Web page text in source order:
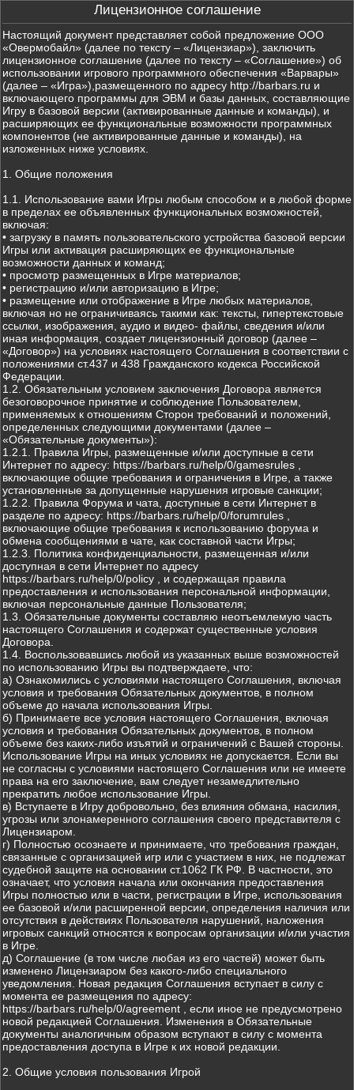
Лицензионное соглашение
Настоящий документ представляет собой предложение ООО
«Овермобайл» (далее по тексту – «Лицензиар»), заключить
лицензионное соглашение (далее по тексту – «Соглашение») об
использовании игрового программного обеспечения «Варвары»
(далее – «Игра»),размещенного по адресу http://barbars.ru и
включающего программы для ЭВМ и базы данных, составляющие
Игру в базовой версии (активированные данные и команды), и
расширяющих ее функциональные возможности программных
компонентов (не активированные данные и команды), на
изложенных ниже условиях.
1. Общие положения
1.1. Использование вами Игры любым способом и в любой форме
в пределах ее объявленных функциональных возможностей,
включая:
• загрузку в память пользовательского устройства базовой версии
Игры или активация расширяющих ее функциональные
возможности данных и команд;
• просмотр размещенных в Игре материалов;
• регистрацию и/или авторизацию в Игре;
• размещение или отображение в Игре любых материалов,
включая но не ограничиваясь такими как: тексты, гипертекстовые
ссылки, изображения, аудио и видео- файлы, сведения и/или
иная информация, создает лицензионный договор (далее –
«Договор») на условиях настоящего Соглашения в соответствии с
положениями ст.437 и 438 Гражданского кодекса Российской
Федерации.
1.2. Обязательным условием заключения Договора является
безоговорочное принятие и соблюдение Пользователем,
применяемых к отношениям Сторон требований и положений,
определенных следующими документами (далее –
«Обязательные документы»):
1.2.1. Правила Игры, размещенные и/или доступные в сети
Интернет по адресу: https://barbars.ru/help/0/gamesrules ,
включающие общие требования и ограничения в Игре, а также
установленные за допущенные нарушения игровые санкции;
1.2.2. Правила Форума и чата, доступные в сети Интернет в
разделе по адресу: https://barbars.ru/help/0/forumrules ,
включающие общие требования к использованию форума и
обмена сообщениями в чате, как составной части Игры;
1.2.3. Политика конфиденциальности, размещенная и/или
доступная в сети Интернет по адресу
https://barbars.ru/help/0/policy , и содержащая правила
предоставления и использования персональной информации,
включая персональные данные Пользователя;
1.3. Обязательные документы составляю неотъемлемую часть
настоящего Соглашения и содержат существенные условия
Договора.
1.4. Воспользовавшись любой из указанных выше возможностей
по использованию Игры вы подтверждаете, что:
а) Ознакомились с условиями настоящего Соглашения, включая
условия и требования Обязательных документов, в полном
объеме до начала использования Игры.
б) Принимаете все условия настоящего Соглашения, включая
условия и требования Обязательных документов, в полном
объеме без каких-либо изъятий и ограничений с Вашей стороны.
Использование Игры на иных условиях не допускается. Если вы
не согласны с условиями настоящего Соглашения или не имеете
права на его заключение, вам следует незамедлительно
прекратить любое использование Игры.
в) Вступаете в Игру добровольно, без влияния обмана, насилия,
угрозы или злонамеренного соглашения своего представителя с
Лицензиаром.
г) Полностью осознаете и принимаете, что требования граждан,
связанные с организацией игр или с участием в них, не подлежат
судебной защите на основании ст.1062 ГК РФ. В частности, это
означает, что условия начала или окончания предоставления
Игры полностью или в части, регистрации в Игре, использования
ее базовой и/или расширенной версии, определения наличия или
отсутствия в действиях Пользователя нарушений, наложения
игровых санкций относятся к вопросам организации и/или участия
в Игре.
д) Соглашение (в том числе любая из его частей) может быть
изменено Лицензиаром без какого-либо специального
уведомления. Новая редакция Соглашения вступает в силу с
момента ее размещения по адресу:
https://barbars.ru/help/0/agreement , если иное не предусмотрено
новой редакцией Соглашения. Изменения в Обязательные
документы аналогичным образом вступают в силу с момента
предоставления доступа в Игре к их новой редакции.
2. Общие условия пользования Игрой